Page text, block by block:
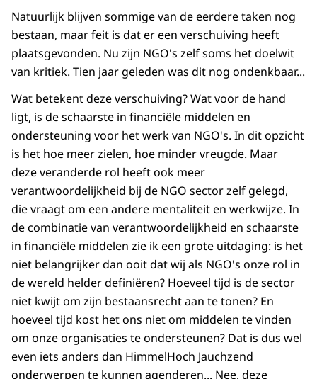
Natuurlijk blijven sommige van de eerdere taken nog
bestaan, maar feit is dat er een verschuiving heeft
plaatsgevonden. Nu zijn NGO's zelf soms het doelwit
van kritiek. Tien jaar geleden was dit nog ondenkbaar...
Wat betekent deze verschuiving? Wat voor de hand
ligt, is de schaarste in financiële middelen en
ondersteuning voor het werk van NGO's. In dit opzicht
is het hoe meer zielen, hoe minder vreugde. Maar
deze veranderde rol heeft ook meer
verantwoordelijkheid bij de NGO sector zelf gelegd,
die vraagt om een andere mentaliteit en werkwijze. In
de combinatie van verantwoordelijkheid en schaarste
in financiële middelen zie ik een grote uitdaging: is het
niet belangrijker dan ooit dat wij als NGO's onze rol in
de wereld helder definiëren? Hoeveel tijd is de sector
niet kwijt om zijn bestaansrecht aan te tonen? En
hoeveel tijd kost het ons niet om middelen te vinden
om onze organisaties te ondersteunen? Dat is dus wel
even iets anders dan HimmelHoch Jauchzend
onderwerpen te kunnen agenderen... Nee, deze